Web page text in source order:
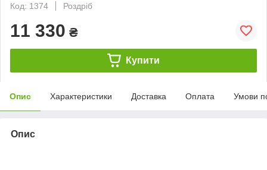
Код: 1374
Роздріб
11 330 ₴
Купити
Опис Характеристики Доставка Оплата Умови
Опис